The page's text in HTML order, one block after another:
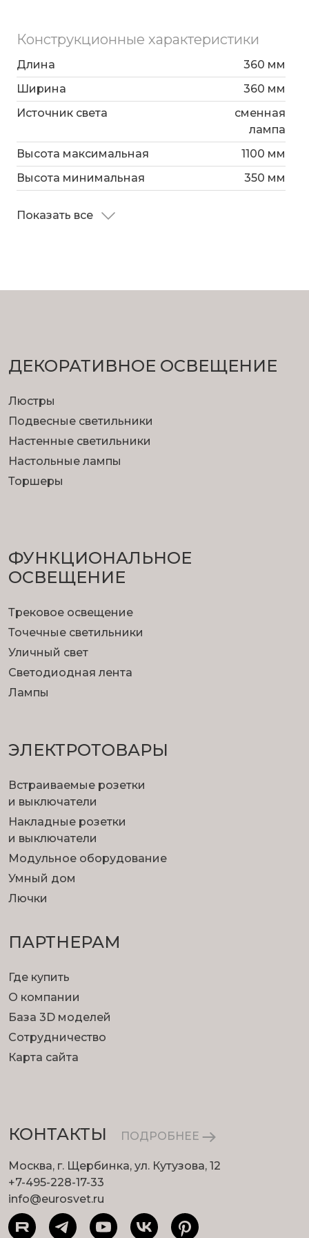
Конструкционные характеристики
Длина
360 мм
Ширина
360 мм
Источник света
сменная
лампа
Высота максимальная
1100 мм
Высота минимальная
350 мм
Показать все
ДЕКОРАТИВНОЕ ОСВЕЩЕНИЕ
Люстры
Подвесные светильники
Настенные светильники
Настольные лампы
Торшеры
ФУНКЦИОНА­ЛЬНОЕ
ОСВЕЩЕНИЕ
Трековое освещение
Точечные светильники
Уличный свет
Светодиодная лента
Лампы
ЭЛЕКТРОТОВАРЫ
Встраиваемые розетки
и выключатели
Накладные розетки
и выключатели
Модульное оборудование
Умный дом
Лючки
ПАРТНЕРАМ
Где купить
О компании
База 3D моделей
Сотрудничество
Карта сайта
КОНТАКТЫ ПОДРОБНЕЕ
Москва, г. Щербинка, ул. Кутузова, 12
+7-495-228-17-33
info@eurosvet.ru